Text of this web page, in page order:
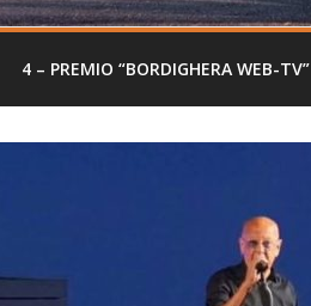
4 – PREMIO “BORDIGHERA WEB-TV”